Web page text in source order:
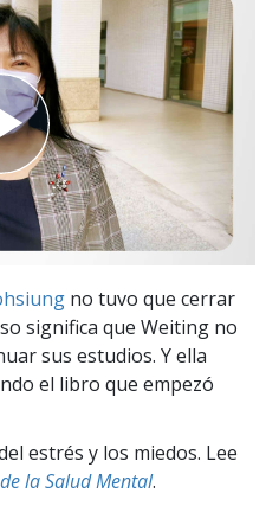
no tuvo que cerrar
significa que Weiting no
sus estudios. Y ella
el libro que empezó
estrés y los miedos. Lee
la Salud Mental.